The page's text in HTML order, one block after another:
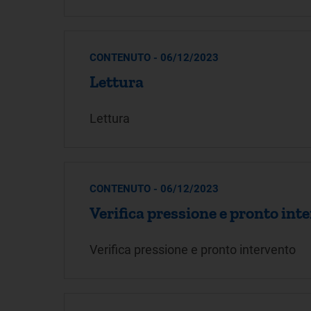
CONTENUTO - 06/12/2023
Lettura
Lettura
CONTENUTO - 06/12/2023
Verifica pressione e pronto
Verifica pressione e pronto intervento